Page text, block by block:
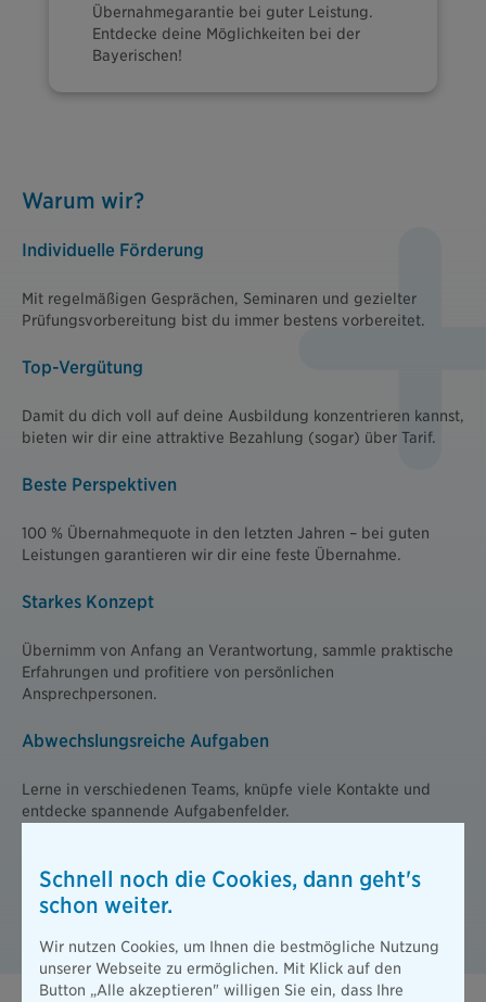
Übernahmegarantie bei guter Leistung.
Entdecke deine Möglichkeiten bei der
Bayerischen!
Warum wir?
Individuelle Förderung
Mit regelmäßigen Gesprächen, Seminaren und gezielter
Prüfungsvorbereitung bist du immer bestens vorbereitet.
Top-Vergütung
Damit du dich voll auf deine Ausbildung konzentrieren kannst,
bieten wir dir eine attraktive Bezahlung (sogar) über Tarif.
Beste Perspektiven
100 % Übernahmequote in den letzten Jahren – bei guten
Leistungen garantieren wir dir eine feste Übernahme.
Starkes Konzept
Übernimm von Anfang an Verantwortung, sammle praktische
Erfahrungen und profitiere von persönlichen
Ansprechpersonen.
Abwechslungsreiche Aufgaben
Lerne in verschiedenen Teams, knüpfe viele Kontakte und
entdecke spannende Aufgabenfelder.
Bringe deine Ideen ein, arbeite an eigenen Projekten und
Schnell noch die Cookies, dann geht's
schon weiter.
Wir nutzen Cookies, um Ihnen die bestmögliche Nutzung
unserer Webseite zu ermöglichen. Mit Klick auf den
Button „Alle akzeptieren" willigen Sie ein, dass Ihre